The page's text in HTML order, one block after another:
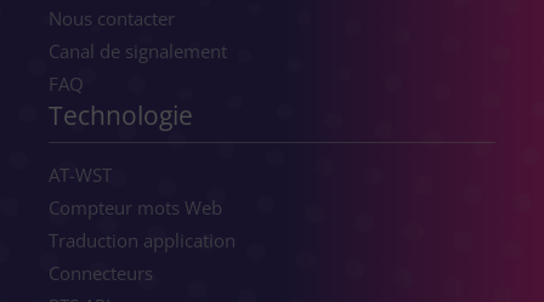
Nous contacter
Canal de signalement
FAQ
Technologie
AT-WST
Compteur mots Web
Traduction application
Connecteurs